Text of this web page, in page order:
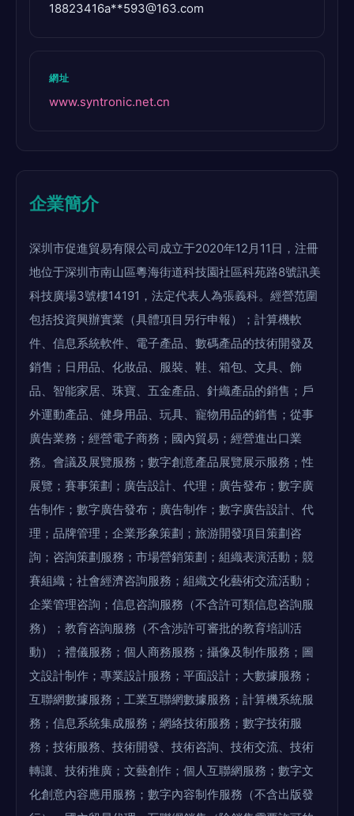
18823416a**593@163.com
網址
www.syntronic.net.cn
企業簡介
深圳市促進貿易有限公司成立于2020年12月11日，注冊
地位于深圳市南山區粵海街道科技園社區科苑路8號訊美
科技廣場3號樓14191，法定代表人為張義科。經營范圍
包括投資興辦實業（具體項目另行申報）；計算機軟
件、信息系統軟件、電子產品、數碼產品的技術開發及
銷售；日用品、化妝品、服裝、鞋、箱包、文具、飾
品、智能家居、珠寶、五金產品、針織產品的銷售；戶
外運動產品、健身用品、玩具、寵物用品的銷售；從事
廣告業務；經營電子商務；國內貿易；經營進出口業
務。會議及展覽服務；數字創意產品展覽展示服務；性
展覽；賽事策劃；廣告設計、代理；廣告發布；數字廣
告制作；數字廣告發布；廣告制作；數字廣告設計、代
理；品牌管理；企業形象策劃；旅游開發項目策劃咨
詢；咨詢策劃服務；市場營銷策劃；組織表演活動；競
賽組織；社會經濟咨詢服務；組織文化藝術交流活動；
企業管理咨詢；信息咨詢服務（不含許可類信息咨詢服
務）；教育咨詢服務（不含涉許可審批的教育培訓活
動）；禮儀服務；個人商務服務；攝像及制作服務；圖
文設計制作；專業設計服務；平面設計；大數據服務；
互聯網數據服務；工業互聯網數據服務；計算機系統服
務；信息系統集成服務；網絡技術服務；數字技術服
務；技術服務、技術開發、技術咨詢、技術交流、技術
轉讓、技術推廣；文藝創作；個人互聯網服務；數字文
化創意內容應用服務；數字內容制作服務（不含出版發